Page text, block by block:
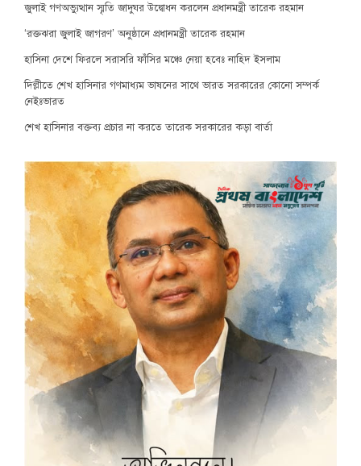
জুলাই গণঅভ্যুত্থান স্মৃতি জাদুঘর উদ্বোধন করলেন প্রধানমন্ত্রী তারেক রহমান
‘রক্তঝরা জুলাই জাগরণ’ অনুষ্ঠানে প্রধানমন্ত্রী তারেক রহমান
হাসিনা দেশে ফিরলে সরাসরি ফাঁসির মঞ্চে নেয়া হবেঃ নাহিদ ইসলাম
দিল্লীতে শেখ হাসিনার গণমাধ্যম ভাষনের সাথে ভারত সরকারের কোনো সম্পর্ক
নেইঃভারত
শেখ হাসিনার বক্তব্য প্রচার না করতে তারেক সরকারের কড়া বার্তা